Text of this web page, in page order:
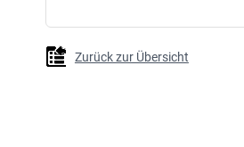
Zurück zur Übersicht